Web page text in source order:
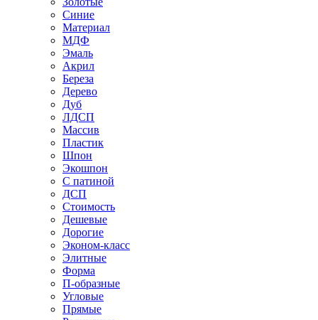
Синие
Материал
МДФ
Эмаль
Акрил
Береза
Дерево
Дуб
ЛДСП
Массив
Пластик
Шпон
Экошпон
С патиной
ДСП
Стоимость
Дешевые
Дорогие
Эконом-класс
Элитные
Форма
П-образные
Угловые
Прямые